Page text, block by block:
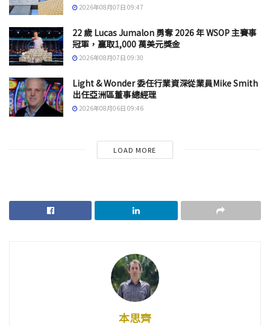
2026年08月07日 09:47
22 歲 Lucas Jumalon 勇奪 2026 年 WSOP 主賽事
冠軍，贏取1,000 萬美元獎金
2026年08月07日 09:30
Light & Wonder 委任行業資深從業員Mike Smith
出任亞洲區董事總經理
2026年08月06日 09:46
LOAD MORE
本思齊